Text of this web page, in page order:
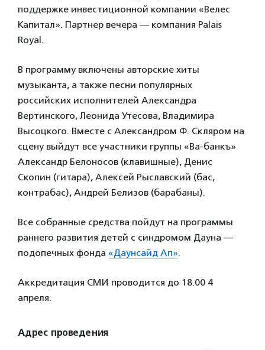
поддержке инвестиционной компании «Велес
Капитал». Партнер вечера — компания Palais
Royal.
В программу включены авторские хиты
музыканта, а также песни популярных
российских исполнителей Александра
Вертинского, Леонида Утесова, Владимира
Высоцкого. Вместе с Александром Ф. Скляром на
сцену выйдут все участники группы «Ва-банкъ»
Александр Белоносов (клавишные), Денис
Скопин (гитара), Алексей Рыславский (бас,
контрабас), Андрей Белизов (барабаны).
Все собранные средства пойдут на программы
раннего развития детей с синдромом Дауна —
подопечных фонда «Даунсайд Ап».
Аккредитация СМИ проводится до 18.00 4
апреля.
Адрес проведения